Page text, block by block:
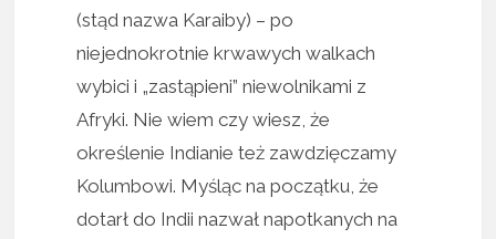
(stąd nazwa Karaiby) – po
niejednokrotnie krwawych walkach
wybici i „zastąpieni” niewolnikami z
Afryki. Nie wiem czy wiesz, że
określenie Indianie też zawdzięczamy
Kolumbowi. Myśląc na początku, że
dotarł do Indii nazwał napotkanych na